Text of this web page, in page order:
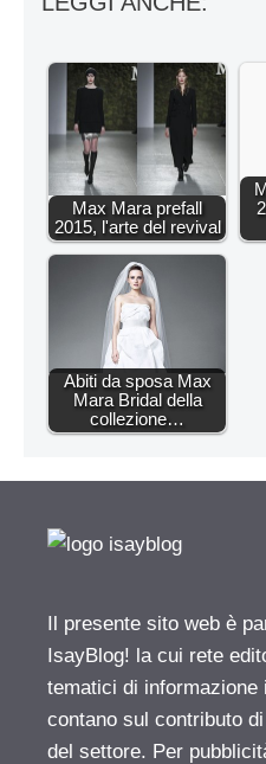
Max Mara prefall
2015, l'arte del revival
Abiti da sposa Max
Mara Bridal della
collezione…
Il presente sito web è
IsayBlog! la cui rete
tematici di informazione
contano sul contributo
del settore. Per